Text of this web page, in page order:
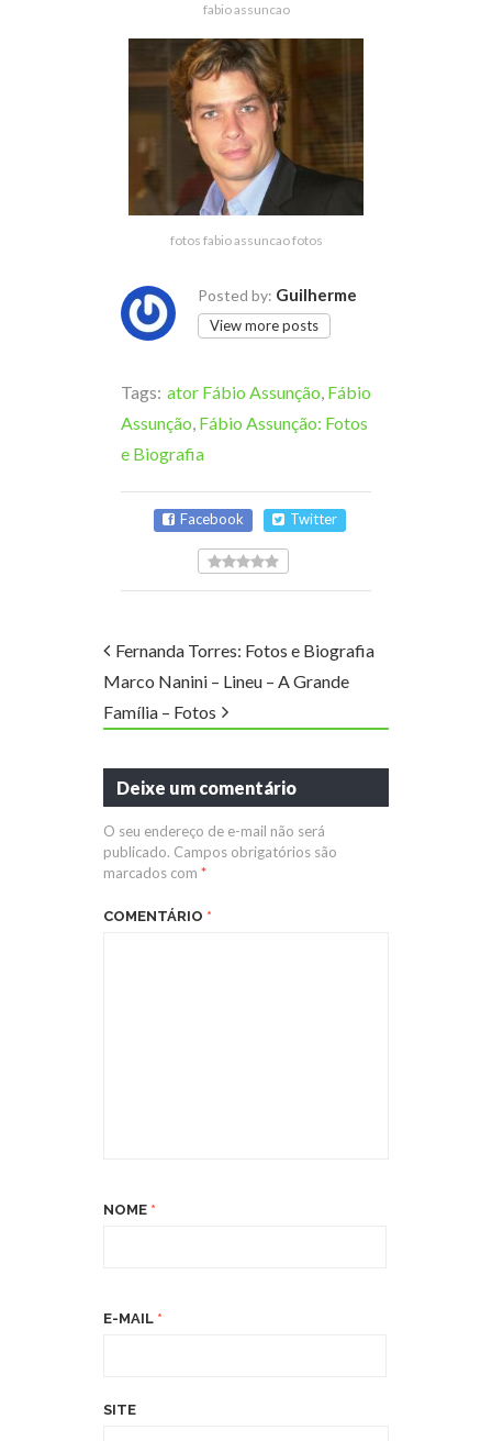
fabio assuncao
fotos fabio assuncao fotos
Posted by: Guilherme
View more posts
Tags: ator Fábio Assunção, Fábio
Assunção, Fábio Assunção: Fotos
e Biografia
Facebook Twitter
Fernanda Torres: Fotos e Biografia
Marco Nanini – Lineu – A Grande
Família – Fotos
Deixe um comentário
O seu endereço de e-mail não será
publicado. Campos obrigatórios são
marcados com *
COMENTÁRIO *
NOME *
E-MAIL *
SITE